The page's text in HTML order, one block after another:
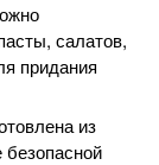
салатов,
придания
из
безопасной